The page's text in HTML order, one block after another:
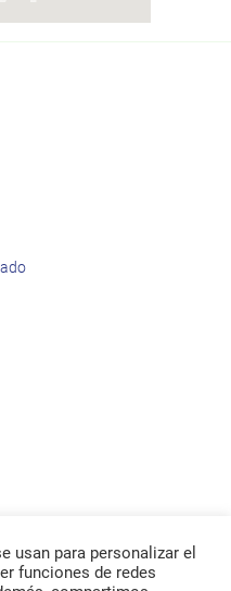
usan para personalizar el
funciones de redes